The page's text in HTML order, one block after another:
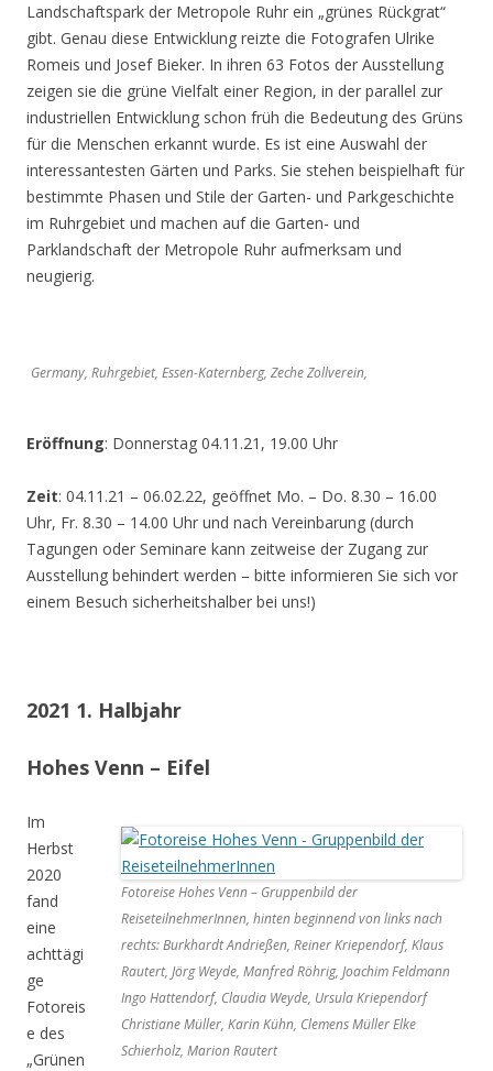
Landschaftspark der Metropole Ruhr ein „grünes Rückgrat“
gibt. Genau diese Entwicklung reizte die Fotografen Ulrike
Romeis und Josef Bieker. In ihren 63 Fotos der Ausstellung
zeigen sie die grüne Vielfalt einer Region, in der parallel zur
industriellen Entwicklung schon früh die Bedeutung des Grüns
für die Menschen erkannt wurde. Es ist eine Auswahl der
interessantesten Gärten und Parks. Sie stehen beispielhaft für
bestimmte Phasen und Stile der Garten- und Parkgeschichte
im Ruhrgebiet und machen auf die Garten- und
Parklandschaft der Metropole Ruhr aufmerksam und
neugierig.
Germany, Ruhrgebiet, Essen-Katernberg, Zeche Zollverein,
Eröffnung: Donnerstag 04.11.21, 19.00 Uhr
Zeit: 04.11.21 – 06.02.22, geöffnet Mo. – Do. 8.30 – 16.00
Uhr, Fr. 8.30 – 14.00 Uhr und nach Vereinbarung (durch
Tagungen oder Seminare kann zeitweise der Zugang zur
Ausstellung behindert werden – bitte informieren Sie sich vor
einem Besuch sicherheitshalber bei uns!)
2021 1. Halbjahr
Hohes Venn – Eifel
Fotoreise Hohes Venn – Gruppenbild der
ReiseteilnehmerInnen, hinten beginnend von links nach
rechts: Burkhardt Andrießen, Reiner Kriependorf, Klaus
Rautert, Jörg Weyde, Manfred Röhrig, Joachim Feldmann
Ingo Hattendorf, Claudia Weyde, Ursula Kriependorf
Christiane Müller, Karin Kühn, Clemens Müller Elke
Schierholz, Marion Rautert
Im
Herbst
2020
fand
eine
achttägi
ge
Fotoreis
e des
„Grünen